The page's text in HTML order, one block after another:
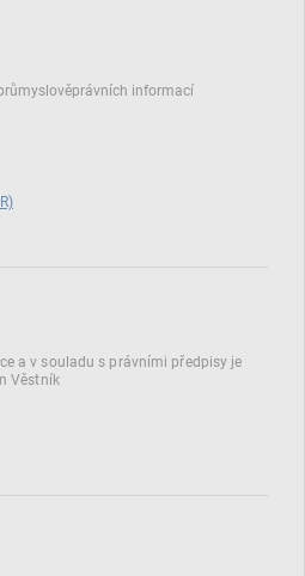
informací
a v souladu s právními předpisy je
Věstník